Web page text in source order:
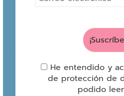
He entendido y
de protección de
podido leer